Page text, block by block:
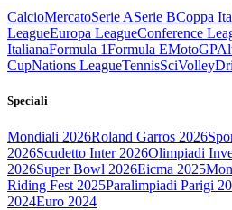
CalcioMercatoSerie ASerie BCoppa
LeagueEuropa LeagueConference
ItalianaFormula 1Formula EMotoGP
CupNations LeagueTennisSciVolley
Speciali
Mondiali 2026Roland Garros 2026
2026Scudetto Inter 2026Olimpiadi
2026Super Bowl 2026Eicma 2025
Riding Fest 2025Paralimpiadi Parigi
2024Euro 2024